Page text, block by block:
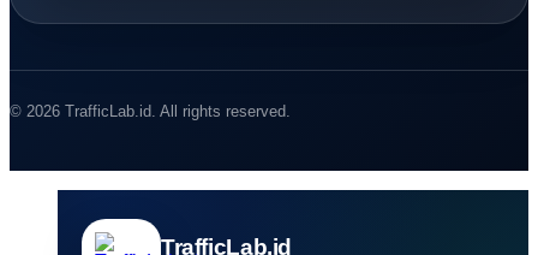
© 2026 TrafficLab.id. All rights reserved.
TrafficLab.id